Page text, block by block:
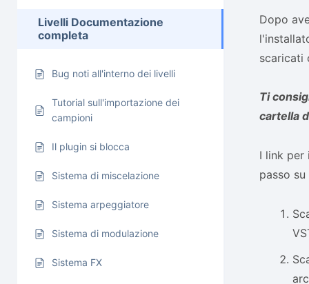
Livelli Documentazione
completa
Bug noti all'interno dei livelli
Tutorial sull'importazione dei
campioni
Il plugin si blocca
Sistema di miscelazione
Sistema arpeggiatore
Sistema di modulazione
Sistema FX
Dopo
scaricati
Ti
cartella
I link per
passo